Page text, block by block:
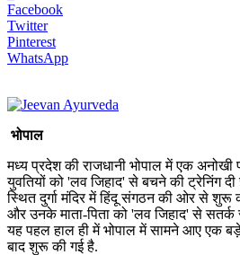
Facebook
Twitter
Pinterest
WhatsApp
भोपाल
मध्य प्रदेश की राजधानी भोपाल में एक अनोखी
युवतियों को 'लव जिहाद' से बचने की ट्रेनिंग दी
स्थित दुर्गा मंदिर में हिंदू संगठन की ओर से शुरू
और उनके माता-पिता को 'लव जिहाद' से
यह पहल हाल ही में भोपाल में सामने आए एक
बाद शुरू की गई है.